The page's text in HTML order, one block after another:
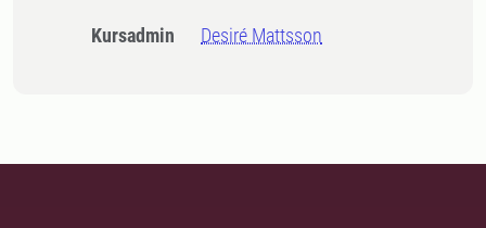
Kursadmin Desiré Mattsson